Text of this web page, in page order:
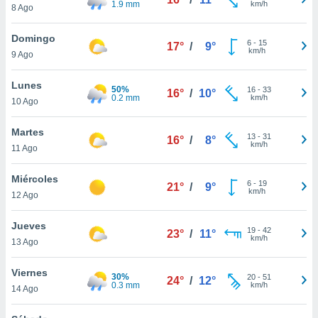
y
más
nuestra
y
de
disponible
cookies
8 Ago
1.9 mm
km/h
Domingo
9 Ago
17° / 9° 6- 15
km/h
Lunes
10 Ago
50%
0.2 mm
16° / 10° 16- 33
km/h
Martes
11 Ago
16° / 8° 13- 31
km/h
Miércoles
12 Ago
21° / 9° 6- 19
km/h
Jueves
13 Ago
23° / 11° 19- 42
km/h
Viernes
14 Ago
30%
0.3 mm
24° / 12° 20- 51
km/h